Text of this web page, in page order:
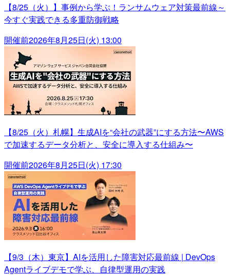
【8/25（火）】事例から学ぶ！ランサムウェア対策最前線～
今すぐ実践できる多重防御戦略
開催前2026年8月25日(火) 13:00
【8/25（火）札幌】生成AIを“会社の武器”にする方法〜AWS
で加速するデータ分析と、安全に導入する仕組み〜
開催前2026年8月25日(火) 17:30
【9/3（木）東京】AIを活用した障害対応最前線 | DevOps
Agentライブデモで学ぶ、自律型運用の実践